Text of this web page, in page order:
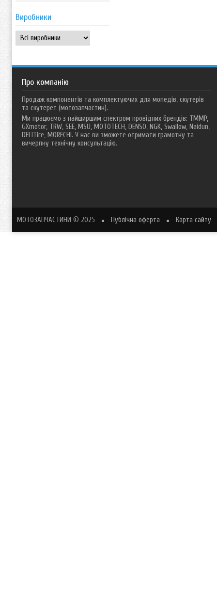
Виробники
Про компанію
Продаж компонентів та комплектуючих для мопедів, скутерів
та скутерет (мотозапчастин).
Ми працюємо з найширшим спектром провідних брендів: TMMP,
GXmotor, TRW, SEE, MSU, MOTOTECH, DENSO, NGK, Swallow, Naidun,
DELITire, MORECHI. У нас ви зможете отримати грамотну та
вичерпну технічну консультацію.
МОТОЗАПЧАСТИНИ © 2025 Публічна оферта Карта сайту